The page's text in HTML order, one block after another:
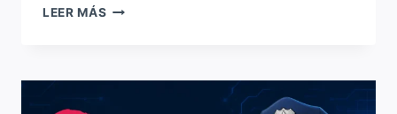
LEER MÁS QUÉ
INSTALAR